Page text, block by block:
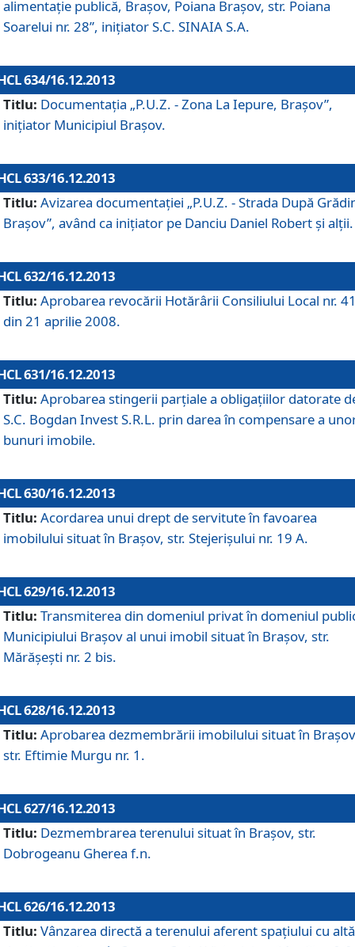
alimentaţie publică, Braşov, Poiana Braşov, str. Poiana
Soarelui nr. 28”, iniţiator S.C. SINAIA S.A.
634/16.12.2013
Titlu: Documentaţia „P.U.Z. - Zona La Iepure, Braşov”,
iniţiator Municipiul Braşov.
633/16.12.2013
Titlu: Avizarea documentaţiei „P.U.Z. - Strada După
Braşov”, având ca iniţiator pe Danciu Daniel Robert şi alţii.
632/16.12.2013
Titlu: Aprobarea revocării Hotărârii Consiliului Local nr.
din 21 aprilie 2008.
631/16.12.2013
Titlu: Aprobarea stingerii parţiale a obligaţiilor datorate
S.C. Bogdan Invest S.R.L. prin darea în compensare a
bunuri imobile.
630/16.12.2013
Titlu: Acordarea unui drept de servitute în favoarea
imobilului situat în Braşov, str. Stejerişului nr. 19 A.
629/16.12.2013
Titlu: Transmiterea din domeniul privat în domeniul
Municipiului Braşov al unui imobil situat în Braşov, str.
Mărăşeşti nr. 2 bis.
628/16.12.2013
Titlu: Aprobarea dezmembrării imobilului situat în
str. Eftimie Murgu nr. 1.
627/16.12.2013
Titlu: Dezmembrarea terenului situat în Braşov, str.
Dobrogeanu Gherea f.n.
626/16.12.2013
Titlu: Vânzarea directă a terenului aferent spaţiului cu altă